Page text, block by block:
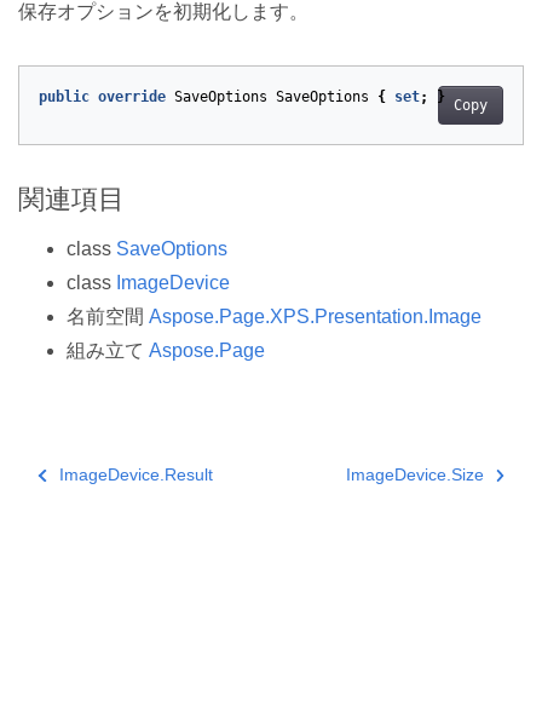
保存オプションを初期化します。
Copy
public override SaveOptions SaveOptions { set; }
関連項目
class SaveOptions
class ImageDevice
名前空間 Aspose.Page.XPS.Presentation.Image
組み立て Aspose.Page
ImageDevice.Result ImageDevice.Size